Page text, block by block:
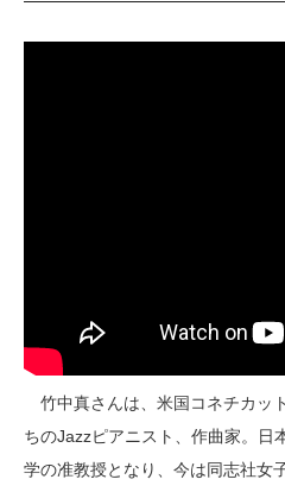
竹中真さんは、米国コネチカッ
ちのJazzピアニスト、作曲家。日
学の准教授となり、今は同志社女